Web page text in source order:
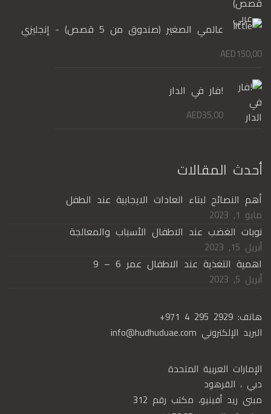
عالمي الصغير (صندوق من 5 قصص) - إنجليزي
AED150,00
!فار في الدار
AED35,00
أحدث المقالات
أهم النصائح لبناء العادات الايجابية عند الطفل
مايو 1, 2023
نوبات الغضب عند الاطفال الأسباب والمعالجة
أبريل 15, 2023
اهمية التغذية عند الاطفال عمر 6 – 9
أبريل 5, 2023
هاتف: +971 4 295 2929
البريد الإلكتروني info@hudhuduae.com
الإمارات العربية المتحدة
دبي ، القرهود
مبنى ريد أفينيو، مكتب رقم 312